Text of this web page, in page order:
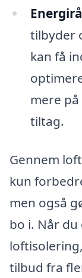
tilbyder
kan få
mere
tiltag.
Gennem
kun
men også
bo i. Når
tilbud fra